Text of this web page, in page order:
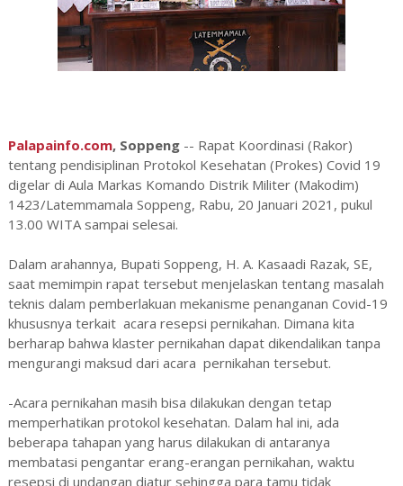
Palapainfo.com, Soppeng-- Rapat Koordinasi (Rakor)
tentang pendisiplinan Protokol Kesehatan (Prokes) Covid 19
digelar di Aula Markas Komando Distrik Militer (Makodim)
1423/Latemmamala Soppeng, Rabu, 20 Januari 2021, pukul
13.00 WITA sampai selesai.
Dalam arahannya, Bupati Soppeng, H. A. Kasaadi Razak, SE,
saat memimpin rapat tersebut menjelaskan tentang masalah
teknis dalam pemberlakuan mekanisme penanganan Covid-19
khususnya terkait acara resepsi pernikahan. Dimana kita
berharap bahwa klaster pernikahan dapat dikendalikan tanpa
mengurangi maksud dari acara pernikahan tersebut.
-Acara pernikahan masih bisa dilakukan dengan tetap
memperhatikan protokol kesehatan. Dalam hal ini, ada
beberapa tahapan yang harus dilakukan di antaranya
membatasi pengantar erang-erangan pernikahan, waktu
resepsi di undangan diatur sehingga para tamu tidak